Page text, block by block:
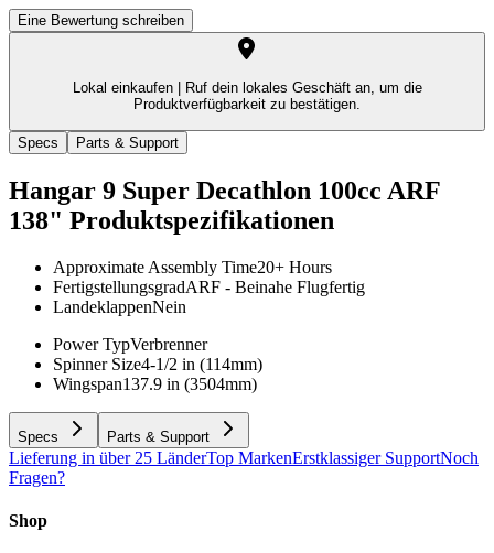
Eine Bewertung schreiben
Lokal einkaufen |
Ruf dein lokales Geschäft an, um die
Produktverfügbarkeit zu bestätigen.
Specs Parts & Support
Hangar 9 Super Decathlon 100cc ARF
138" Produktspezifikationen
Approximate Assembly Time20+ Hours
FertigstellungsgradARF - Beinahe Flugfertig
LandeklappenNein
Power TypVerbrenner
Spinner Size4-1/2 in (114mm)
Wingspan137.9 in (3504mm)
Specs Parts & Support
Lieferung in über 25 LänderTop MarkenErstklassiger SupportNoch
Fragen?
Shop